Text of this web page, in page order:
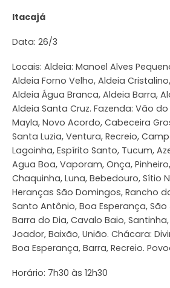
Itacajá
Data: 26/3
Locais: Aldeia: Manoel Alves
Aldeia Forno Velho, Aldeia
Aldeia Água Branca, Aldeia Barra,
Aldeia Santa Cruz. Fazenda: Vão
Mayla, Novo Acordo, Cabeceira
Santa Luzia, Ventura, Recreio,
Lagoinha, Espírito Santo, Tucum,
Agua Boa, Vaporam, Onça,
Chaquinha, Luna, Bebedouro, Sítio
Heranças São Domingos, Rancho
Santo Antônio, Boa Esperança,
Barra do Dia, Cavalo Baio,
Joador, Baixão, União. Chácara:
Boa Esperança, Barra, Recreio.
Horário: 7h30 às 12h30